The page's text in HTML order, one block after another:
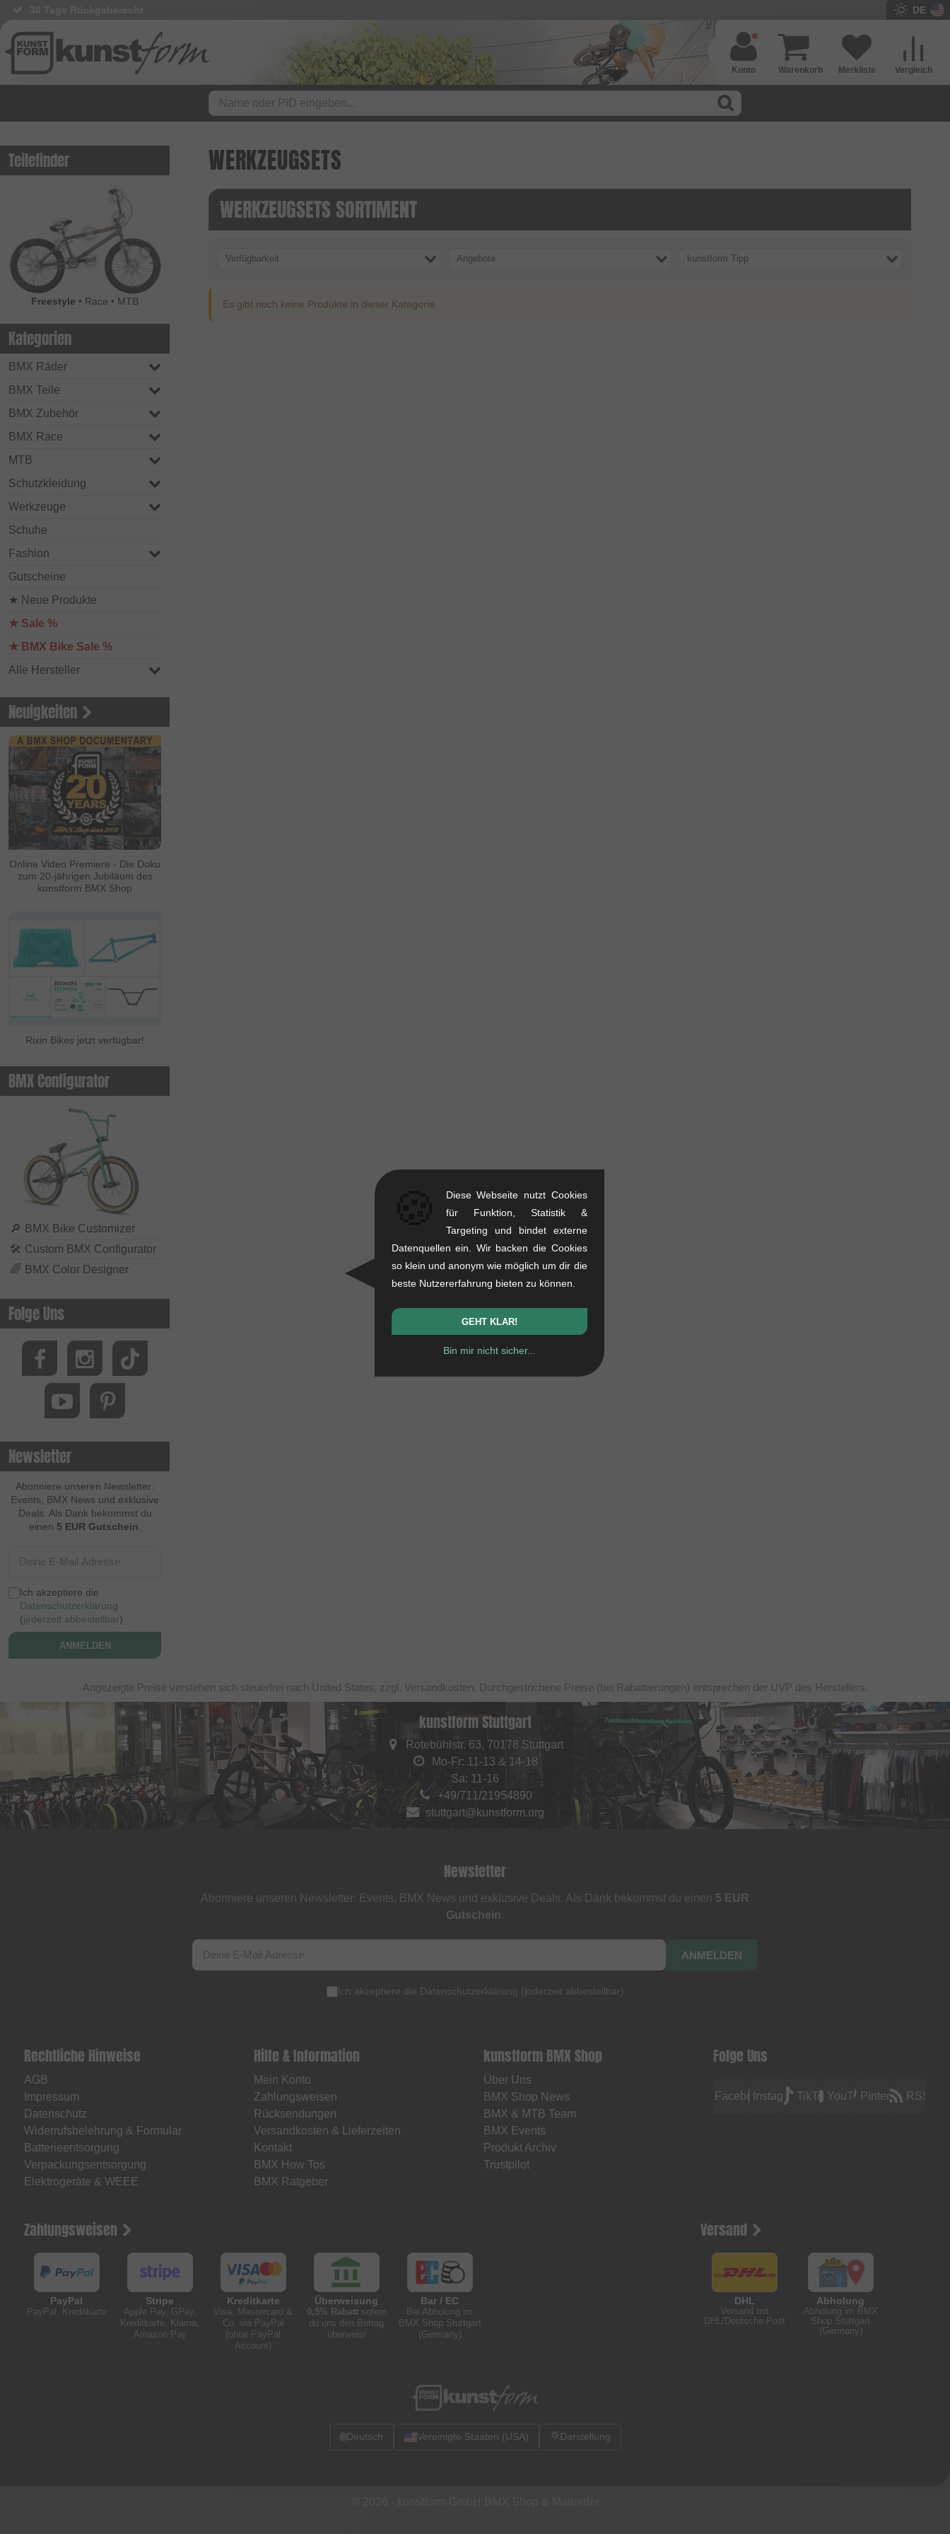
DE
Vergleich
Merkliste
Warenkorb
Konto
Teilefinder
Freestyle • Race • MTB
Kategorien
BMX Räder
BMX Teile
BMX Zubehör
BMX Race
MTB
Schutzkleidung
Werkzeuge
Schuhe
Fashion
Gutscheine
★ Neue Produkte
★ Sale %
★ BMX Bike Sale %
Alle Hersteller
Neuigkeiten
Online Video Premiere - Die Doku
zum 20-jährigen Jubiläum des
kunstform BMX Shop
Rixin Bikes jetzt verfügbar!
BMX Configurator
🔎 BMX Bike Customizer
🛠 Custom BMX Configurator
🌈 BMX Color Designer
Folge Uns
Newsletter
Abonniere unseren Newsletter:
Events, BMX News und exklusive
Deals. Als Dank bekommst du
einen 5 EUR Gutschein
Ich akzeptiere die
Datenschutzerklärung
(jederzeit abbestellbar)
ANMELDEN
WERKZEUGSETS
WERKZEUGSETS SORTIMENT
Verfügbarkeit Angebote kunstform Tipp
Es gibt noch keine Produkte in dieser Kategorie.
Angezeigte Preise verstehen sich steuerfrei nach United States, zzgl. Versandkosten. Durchgestrichene Preise (bei Rabattierungen) entsprechen der UVP des Herstellers.
kunstform Stuttgart
Rotebühlstr. 63, 70178 Stuttgart
Mo-Fr: 11-13 & 14-18
Sa: 11-16
+49/711/21954890
stuttgart@kunstform.org
Newsletter
Abonniere unseren Newsletter: Events, BMX News und exklusive Deals. Als Dank bekommst du einen 5 EUR
Gutschein.
ANMELDEN
Ich akzeptiere die Datenschutzerklärung (jederzeit abbestellbar)
Rechtliche Hinweise
AGB
Impressum
Datenschutz
Widerrufsbelehrung & Formular
Batterieentsorgung
Verpackungsentsorgung
Elektrogeräte & WEEE
Hilfe & Information
Mein Konto
Zahlungsweisen
Rücksendungen
Versandkosten & Lieferzeiten
Kontakt
BMX How Tos
BMX Ratgeber
kunstform BMX Shop
Über Uns
BMX Shop News
BMX & MTB Team
BMX Events
Produkt Archiv
Trustpilot
Folge Uns
FacebookInstagramTikTokYouTubePinterest RSS
Zahlungsweisen
PayPal
PayPal, Kreditkarte
Stripe
Apple Pay, GPay,
Kreditkarte, Klarna,
Amazon Pay
Kreditkarte
Visa, Mastercard &
Co. via PayPal
(ohne PayPal
Account)
Überweisung
0,5% Rabattsofern
du uns den Betrag
überweist
Bar / EC
Bei Abholung im
BMX Shop Stuttgart
(Germany)
Versand
DHL
Versand mit
DHL/Deutsche Post
Abholung
Abholung im BMX
Shop Stuttgart
(Germany)
🌐Deutsch Vereinigte Staaten (USA) Darstellung
Diese Webseite nutzt Cookies
für Funktion, Statistik &
Targeting und bindet externe
Datenquellen ein. Wir backen die Cookies
so klein und anonym wie möglich um dir die
beste Nutzererfahrung bieten zu können.
GEHT KLAR!
Bin mir nicht sicher...